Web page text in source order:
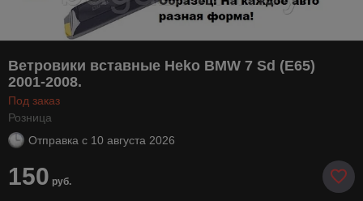
Ветровики вставные Heko BMW 7 Sd (E65)
2001-2008.
Под заказ
Розница
Отправка с 10 августа 2026
150 руб.